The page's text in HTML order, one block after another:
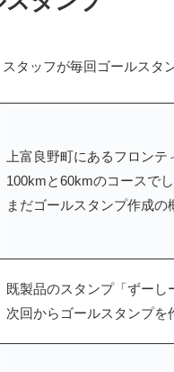
タッフが毎回ゴールスタ
上富良野町にあるフロン
100kmと60kmのコースでし
まだゴールスタンプ作成の
既製品のスタンプ「ずーし
次回からゴールスタンプ